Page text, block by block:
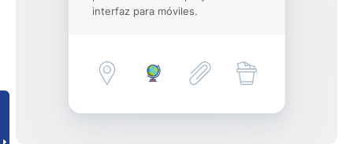
interfaz para móviles.